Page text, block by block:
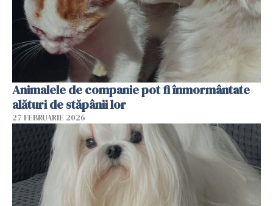
Animalele de companie pot fi înmormântate
alături de stăpânii lor
27 FEBRUARIE 2026